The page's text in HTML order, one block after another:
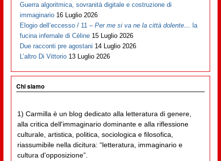
Guerra algoritmica, sovranità digitale e costruzione di
immaginario 16 Luglio 2026
Elogio dell’eccesso / 11 –Per me si va ne la città dolente… la
fucina infernale di Cèline 15 Luglio 2026
Due racconti pre agostani 14 Luglio 2026
L’altro Di Vittorio 13 Luglio 2026
Chi siamo
1) Carmilla è un blog dedicato alla letteratura di genere,
alla critica dell'immaginario dominante e alla riflessione
culturale, artistica, politica, sociologica e filosofica,
riassumibile nella dicitura: “letteratura, immaginario e
cultura d'opposizione”.